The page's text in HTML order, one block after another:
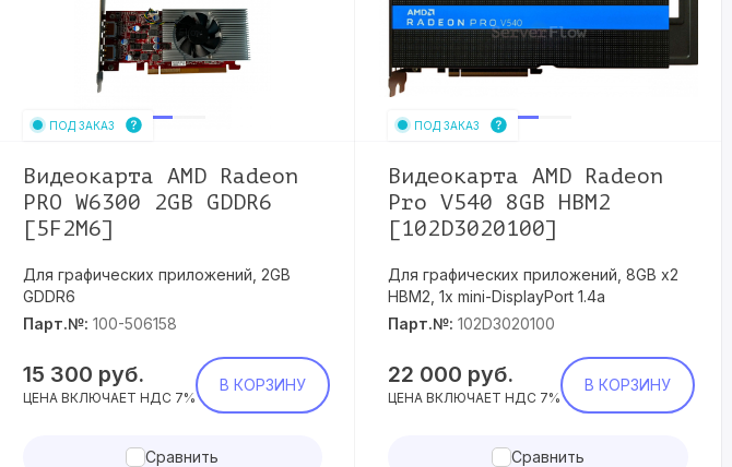
ПОД ЗАКАЗ
Видеокарта AMD Radeon
PRO W6300 2GB GDDR6
[5F2M6]
Для графических приложений, 2GB
GDDR6
Парт.№: 100-506158
15 300 руб.
ЦЕНА ВКЛЮЧАЕТ НДС 7%
В КОРЗИНУ
Сравнить
ПОД ЗАКАЗ
Видеокарта AMD Radeon
Pro V540 8GB HBM2
[102D3020100]
Для графических приложений, 8GB x2
HBM2, 1x mini-DisplayPort 1.4a
Парт.№: 102D3020100
22 000 руб.
ЦЕНА ВКЛЮЧАЕТ НДС 7%
В КОРЗИНУ
Сравнить